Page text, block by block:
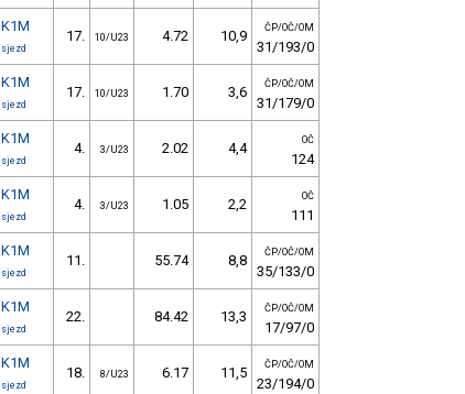
K1M
sjezd
17. 10/U23 4.72 10,9 ČP/OČ/OM
31/193/0
K1M
sjezd
17. 10/U23 1.70 3,6 ČP/OČ/OM
31/179/0
K1M
sjezd
4. 3/U23 2.02 4,4 OČ
124
K1M
sjezd
4. 3/U23 1.05 2,2 OČ
111
K1M
sjezd
11. 55.74 8,8 ČP/OČ/OM
35/133/0
K1M
sjezd
22. 84.42 13,3 ČP/OČ/OM
17/97/0
K1M
sjezd
18. 8/U23 6.17 11,5 ČP/OČ/OM
23/194/0